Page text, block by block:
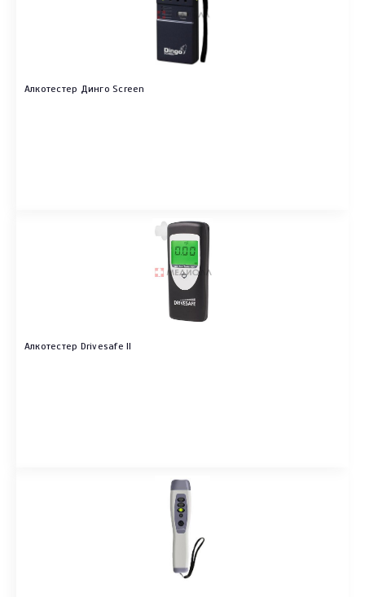
Алкотестер Динго Screen
Алкотестер Drivesafe II